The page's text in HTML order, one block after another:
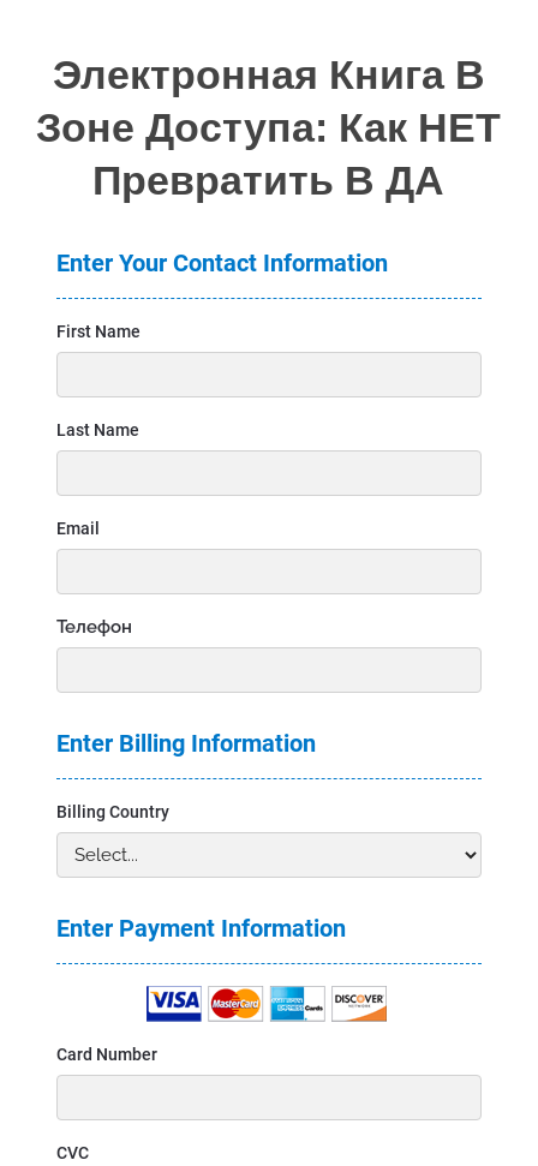
Электронная Книга В
Зоне Доступа: Как НЕТ
Превратить В ДА